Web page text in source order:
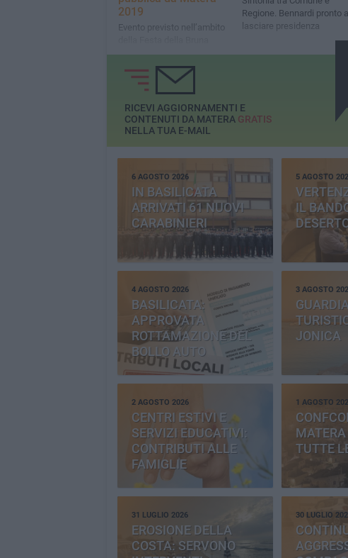
2019
Evento previsto nell’ambito
Regione. Bennardi pronto a
lasciare presidenza
RICEVI AGGIORNAMENTI E
CONTENUTI DA MATERA GRATIS
NELLA TUA E-MAIL
6 AGOSTO 2026
IN BASILICATA
ARRIVATI 61 NUOVI
CARABINIERI
5 AGOSTO
IL
4 AGOSTO 2026
BASILICATA:
APPROVATA
ROTTAMAZIONE DEL
BOLLO AUTO
3 AGOSTO
JONICA
2 AGOSTO 2026
CENTRI ESTIVI E
SERVIZI EDUCATIVI:
CONTRIBUTI ALLE
FAMIGLIE
1 AGOSTO
TUTTE
31 LUGLIO 2026
EROSIONE DELLA
COSTA: SERVONO
30 LUGLIO